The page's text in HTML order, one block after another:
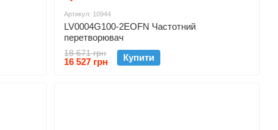
Артикул: 10944
LV0004G100-2EOFN Частотний
перетворювач
18 671 грн
16 527 грн Купити